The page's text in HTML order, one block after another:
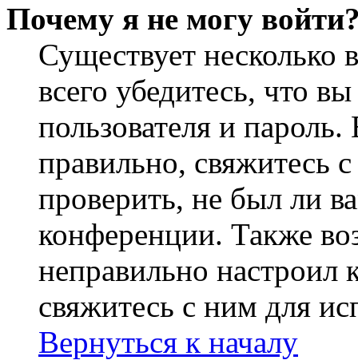
Почему я не могу
Существует
всего убедитесь, что
пользователя и
правильно, свяжитесь
проверить, не был ли
конференции. Также
неправильно
свяжитесь с ним для
Вернуться к началу